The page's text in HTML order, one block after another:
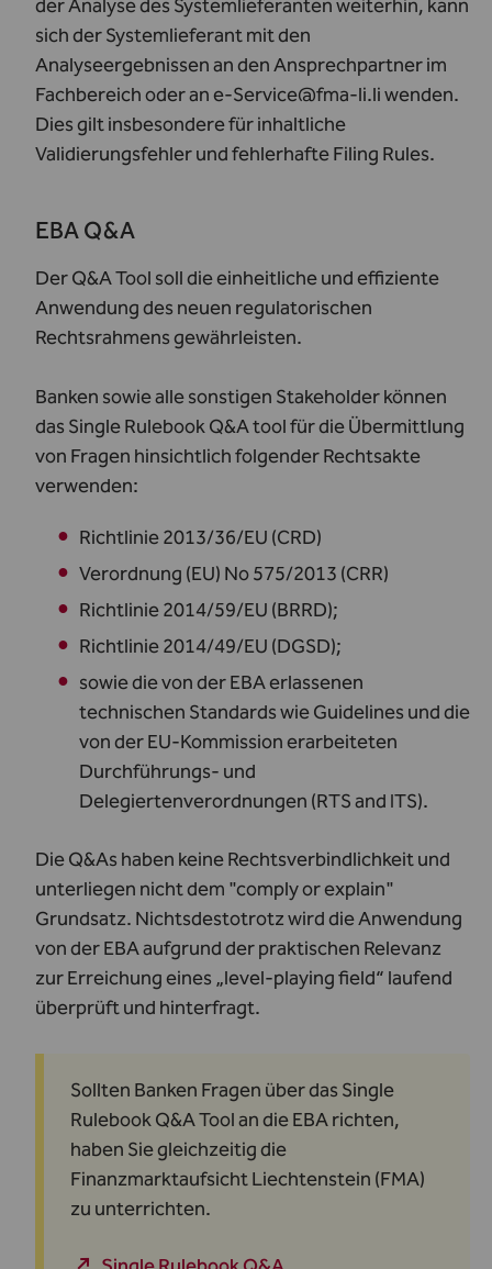
der Analyse des Systemlieferanten weiterhin, kann
sich der Systemlieferant mit den
Analyseergebnissen an denAnsprechpartner im
Fachbereichoder ane-Service@fma-li.liwenden.
Dies gilt insbesondere für inhaltliche
Validierungsfehler und fehlerhafte Filing Rules.
EBA Q&A
Der Q&A Tool soll die einheitliche und effiziente
Anwendung des neuen regulatorischen
Rechtsrahmens gewährleisten.
Banken sowie alle sonstigen Stakeholder können
das Single Rulebook Q&A tool für die Übermittlung
von Fragen hinsichtlich folgender Rechtsakte
verwenden:
Richtlinie 2013/36/EU (CRD)
Verordnung (EU) No 575/2013 (CRR)
Richtlinie 2014/59/EU (BRRD);
Richtlinie 2014/49/EU (DGSD);
sowie die von der EBA erlassenen
technischen Standards wie Guidelines und die
von der EU-Kommission erarbeiteten
Durchführungs- und
Delegiertenverordnungen (RTS and ITS).
Die Q&As haben keine Rechtsverbindlichkeit und
unterliegen nicht dem "comply or explain"
Grundsatz. Nichtsdestotrotz wird die Anwendung
von der EBA aufgrund der praktischen Relevanz
zur Erreichung eines „level-playing field“ laufend
überprüft und hinterfragt.
Sollten Banken Fragen über das Single
Rulebook Q&A Tool an die EBA richten,
haben Sie gleichzeitig die
Finanzmarktaufsicht Liechtenstein (FMA)
zu unterrichten.